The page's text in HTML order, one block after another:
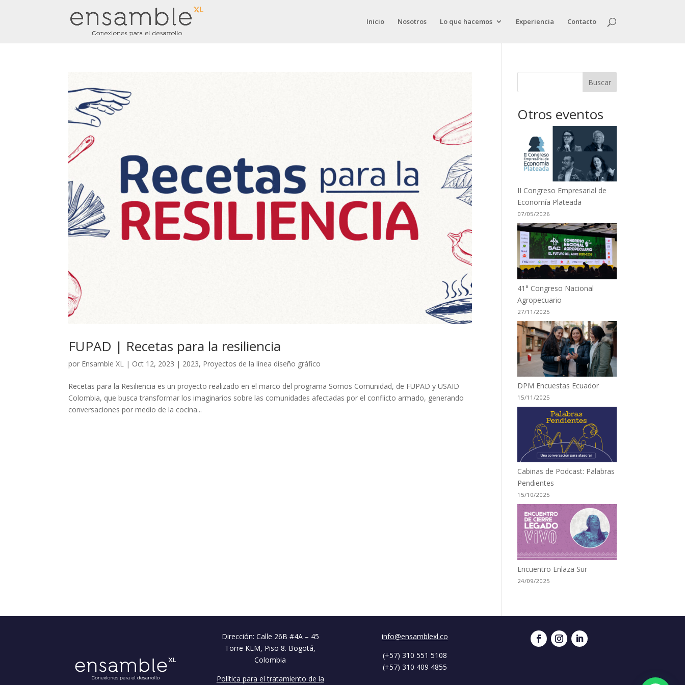
Inicio Nosotros Lo que hacemos Experiencia Contacto
FUPAD | Recetas para la resiliencia
por Ensamble XL | Oct 12, 2023 | 2023, Proyectos de la línea diseño gráfico
Recetas para la Resiliencia es un proyecto realizado en el marco del programa Somos Comunidad, de FUPAD y USAID
Colombia, que busca transformar los imaginarios sobre las comunidades afectadas por el conflicto armado, generando
conversaciones por medio de la cocina...
Buscar
Otros eventos
II Congreso Empresarial de
Economía Plateada
07/05/2026
41° Congreso Nacional
Agropecuario
27/11/2025
DPM Encuestas Ecuador
15/11/2025
Cabinas de Podcast: Palabras
Pendientes
15/10/2025
Encuentro Enlaza Sur
24/09/2025
Dirección: Calle 26B #4A – 45
Torre KLM, Piso 8. Bogotá,
Colombia
Política para el tratamiento de la
info@ensamblexl.co
(+57) 310 551 5108
(+57) 310 409 4855